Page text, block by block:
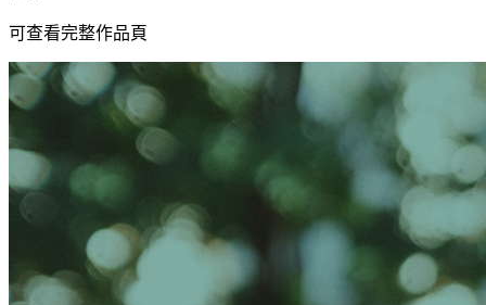
可查看完整作品頁